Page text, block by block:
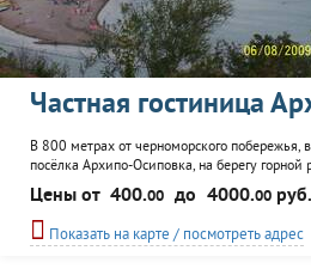
Частная гостиница
В 800 метрах от черноморского побережья,
посёлка Архипо-Осиповка, на берегу
частная гостиница «Архос». Благодаря
от городского шума и суеты набережной —
отдыха в Геленджике. Гостиница «Архос»
20 уютных номеров различных категорий:
Цены от 400.00 до 4000.00 руб.
Показать на карте / посмотреть адрес